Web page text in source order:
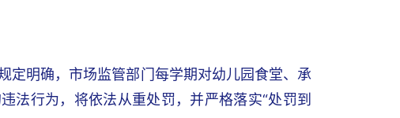
定明确，市场监管部门每学期对幼儿园食堂、承
法行为，将依法从重处罚，并严格落实“处罚到